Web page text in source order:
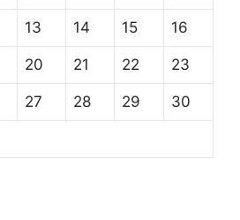
13 14 15 16
20 21 22 23
27 28 29 30